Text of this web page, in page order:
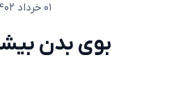
۰۱ خرداد ۱۴۰۲
بوی بدن